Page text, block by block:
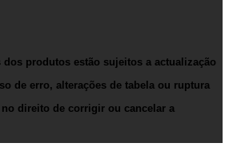
dos produtos estão sujeitos a actualização
de erro, alterações de tabela ou ruptura
direito de corrigir ou cancelar a